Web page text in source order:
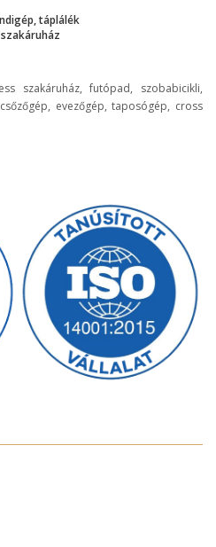
táplálék
szakáruház, futópad, szobabicikli,
evezőgép, taposógép, cross